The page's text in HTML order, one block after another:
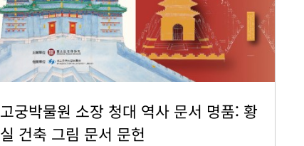
고궁박물원 소장 청대 역사 문서 명품: 황
실 건축 그림 문서 문헌